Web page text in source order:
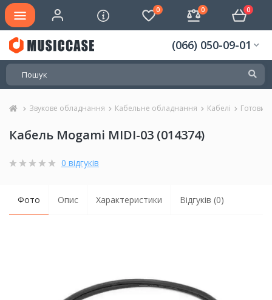
0 0 0
(066) 050-09-01
Звукове обладнання Кабельне обладнання Кабелі
Кабель Mogami MIDI-03 (014374)
0 відгуків
Фото Опис Характеристики Відгуків (0)